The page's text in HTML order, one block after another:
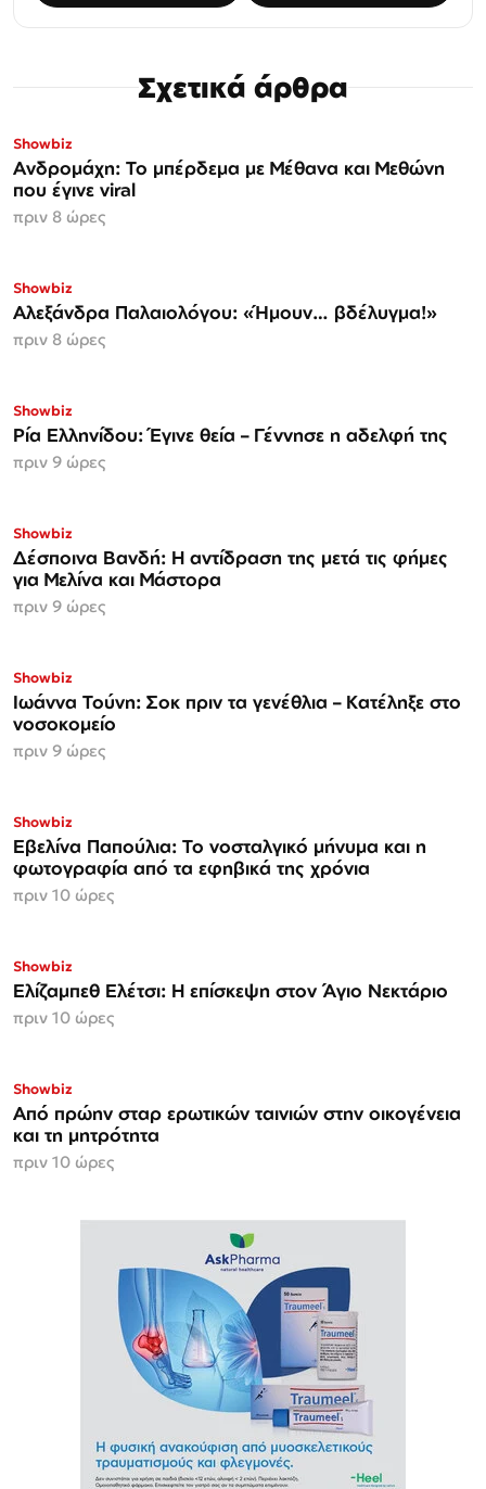
Σχετικά άρθρα
Showbiz
Ανδρομάχη: Το μπέρδεμα με Μέθανα και Μεθώνη
που έγινε viral
πριν 8 ώρες
Showbiz
Αλεξάνδρα Παλαιολόγου: «Ήμουν… βδέλυγμα!»
πριν 8 ώρες
Showbiz
Ρία Ελληνίδου: Έγινε θεία – Γέννησε η αδελφή της
πριν 9 ώρες
Showbiz
Δέσποινα Βανδή: Η αντίδραση της μετά τις φήμες
για Μελίνα και Μάστορα
πριν 9 ώρες
Showbiz
Ιωάννα Τούνη: Σοκ πριν τα γενέθλια – Κατέληξε στο
νοσοκομείο
πριν 9 ώρες
Showbiz
Εβελίνα Παπούλια: Το νοσταλγικό μήνυμα και η
φωτογραφία από τα εφηβικά της χρόνια
πριν 10 ώρες
Showbiz
Ελίζαμπεθ Ελέτσι: Η επίσκεψη στον Άγιο Νεκτάριο
πριν 10 ώρες
Showbiz
Από πρώην σταρ ερωτικών ταινιών στην οικογένεια
και τη μητρότητα
πριν 10 ώρες